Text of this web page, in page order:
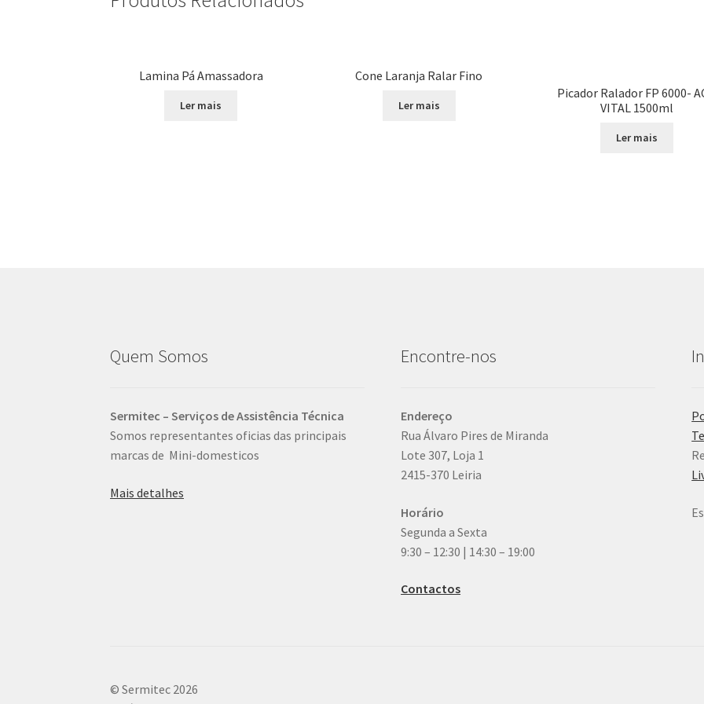
Lamina Pá Amassadora
Ler mais
Cone Laranja Ralar Fino
Ler mais
Picador Ralador FP 6000-
VITAL 1500ml
Ler mais
Quem Somos
Sermitec – Serviços de Assistência Técnica
Somos representantes oficias das principais
marcas de Mini-domesticos
Mais detalhes
Encontre-nos
Endereço
Rua Álvaro Pires de Miranda
Lote 307, Loja 1
2415-370 Leiria
Horário
Segunda a Sexta
9:30 – 12:30 | 14:30 – 19:00
Contactos
© Sermitec 2026